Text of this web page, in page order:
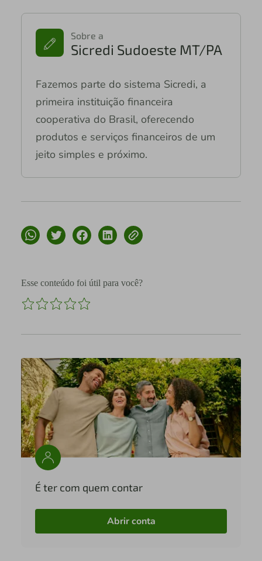
Sobre a
Sicredi Sudoeste MT/PA
Fazemos parte do sistema Sicredi, a
primeira instituição financeira
cooperativa do Brasil, oferecendo
produtos e serviços financeiros de um
jeito simples e próximo.
Esse conteúdo foi útil para você?
É ter com quem contar
Abrir conta